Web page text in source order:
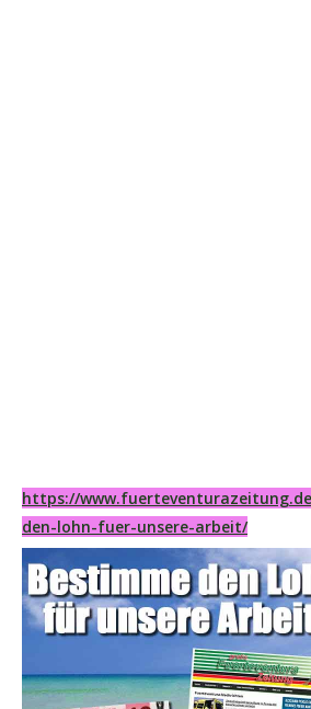
https://
den-lohn-fuer-unsere-arbeit/